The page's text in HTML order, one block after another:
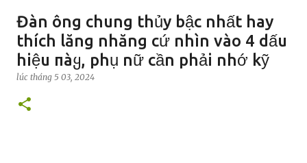
Đàn ông chung thủy bậc nhất hay
thích lăng nhăng cứ nhìn vào 4 dấu
hiệu пàყ, phụ nữ cần phải nhớ kỹ
lúc tháng 5 03, 2024